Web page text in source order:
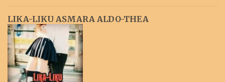
LIKA-LIKU ASMARA ALDO-THEA